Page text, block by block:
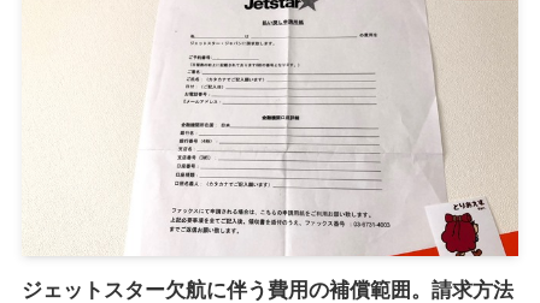
ジェットスター欠航に伴う費用の補償範囲。請求方法